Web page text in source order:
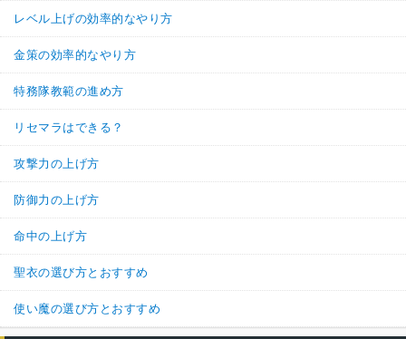
レベル上げの効率的なやり方
金策の効率的なやり方
特務隊教範の進め方
リセマラはできる？
攻撃力の上げ方
防御力の上げ方
命中の上げ方
聖衣の選び方とおすすめ
使い魔の選び方とおすすめ